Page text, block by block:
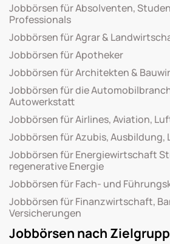
Jobbörsen für Absolventen,
Professionals
Jobbörsen für Agrar &
Jobbörsen für Apotheker
Jobbörsen für Architekten &
Jobbörsen für die
Autowerkstatt
Jobbörsen für Airlines, Aviation,
Jobbörsen für Azubis, Ausbildung,
Jobbörsen für Energiewirtschaft
regenerative Energie
Jobbörsen für Fach- und
Jobbörsen für Finanzwirtschaft,
Versicherungen
Jobbörsen nach